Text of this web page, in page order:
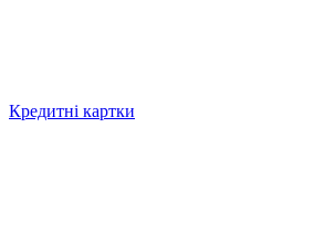
Кредитні картки